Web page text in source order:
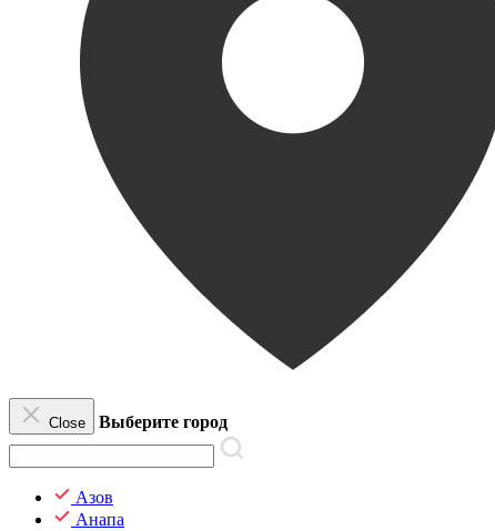
Close Выберите город
Азов
Анапа